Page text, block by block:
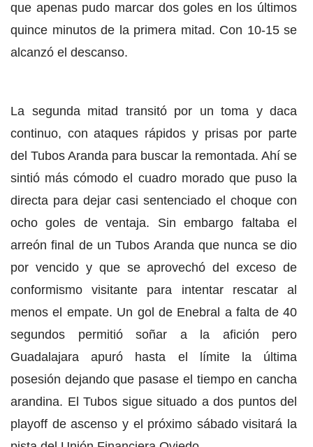
que apenas pudo marcar dos goles en los últimos
quince minutos de la primera mitad. Con 10-15 se
alcanzó el descanso.
La segunda mitad transitó por un toma y daca
continuo, con ataques rápidos y prisas por parte
del Tubos Aranda para buscar la remontada. Ahí se
sintió más cómodo el cuadro morado que puso la
directa para dejar casi sentenciado el choque con
ocho goles de ventaja. Sin embargo faltaba el
arreón final de un Tubos Aranda que nunca se dio
por vencido y que se aprovechó del exceso de
conformismo visitante para intentar rescatar al
menos el empate. Un gol de Enebral a falta de 40
segundos permitió soñar a la afición pero
Guadalajara apuró hasta el límite la última
posesión dejando que pasase el tiempo en cancha
arandina. El Tubos sigue situado a dos puntos del
playoff de ascenso y el próximo sábado visitará la